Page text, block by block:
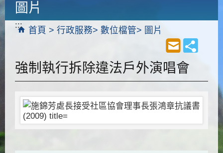
:::
首頁 行政服務 數位檔管 圖片
圖片
強制執行拆除違法戶外演唱會